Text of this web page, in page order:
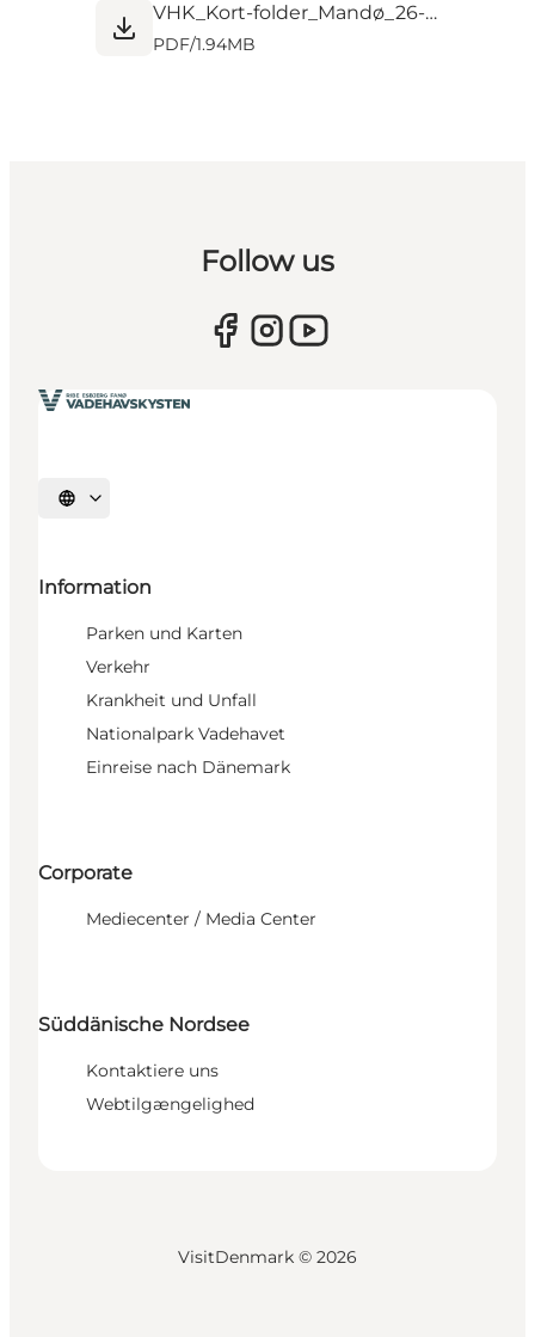
VHK_Kort-folder_Mandø_26-01_web.pdf
PDF/1.94MB
Follow us
Sprache auswählen
Information
Parken und Karten
Verkehr
Krankheit und Unfall
Nationalpark Vadehavet
Einreise nach Dänemark
Corporate
Mediecenter / Media Center
Süddänische Nordsee
Kontaktiere uns
Webtilgængelighed
VisitDenmark © 2026